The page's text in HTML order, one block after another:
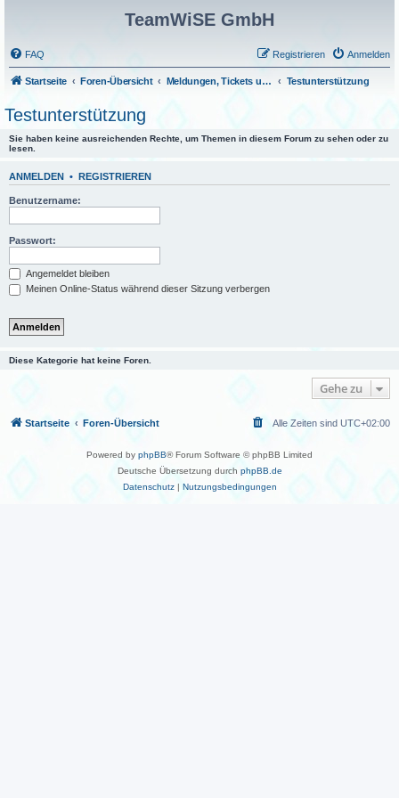
TeamWiSE GmbH
FAQ Anmelden
Registrieren
Startseite Foren-Übersicht Meldungen, Tickets und Fragen Testunterstützung
Testunterstützung
Sie haben keine ausreichenden Rechte, um Themen in diesem Forum zu sehen oder zu
lesen.
ANMELDEN • REGISTRIEREN
Benutzername:
Passwort:
Angemeldet bleiben
Meinen Online-Status während dieser Sitzung verbergen
Diese Kategorie hat keine Foren.
Gehe zu
Startseite Foren-Übersicht Alle Zeiten sind UTC+02:00
Powered by phpBB® Forum Software © phpBB Limited
Deutsche Übersetzung durch phpBB.de
Datenschutz| Nutzungsbedingungen